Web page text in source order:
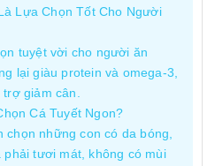
Lựa Chọn Tốt Cho Người
tuyệt vời cho người ăn
lại giàu protein và omega-3,
giảm cân.
Cá Tuyết Ngon?
chọn những con có da bóng,
tươi mát, không có mùi